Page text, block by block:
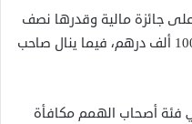
جائزة مالية وقدرها نصف
مليون درهم، وصاحب المركز الثاني 100 ألف درهم، فيما ينال صاحب
فئة أصحاب الهمم مكافأة